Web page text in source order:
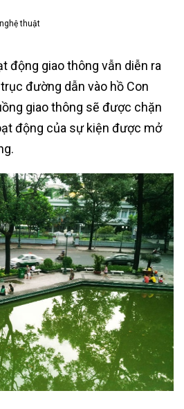
thuật
động giao thông vẫn diễn ra
đường dẫn vào hồ Con
giao thông sẽ được chặn
động của sự kiện được mở